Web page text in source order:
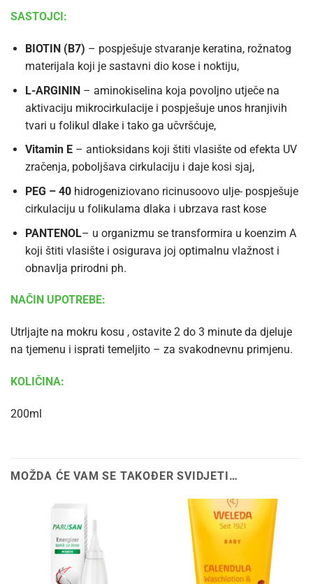
SASTOJCI:
BIOTIN (B7) – pospješuje stvaranje keratina, rožnatog
materijala koji je sastavni dio kose i noktiju,
L-ARGININ– aminokiselina koja povoljno utječe na
aktivaciju mikrocirkulacije i pospješuje unos hranjivih
tvari u folikul dlake i tako ga učvršćuje,
Vitamin E– antioksidans koji štiti vlasište od efekta UV
zračenja, poboljšava cirkulaciju i daje kosi sjaj,
PEG – 40hidrogeniziovano ricinusoovo ulje- pospješuje
cirkulaciju u folikulama dlaka i ubrzava rast kose
PANTENOL– u organizmu se transformira u koenzim A
koji štiti vlasište i osigurava joj optimalnu vlažnost i
obnavlja prirodni ph.
NAČIN UPOTREBE:
Utrljajte na mokru kosu , ostavite 2 do 3 minute da djeluje
na tjemenu i isprati temeljito – za svakodnevnu primjenu.
KOLIČINA:
200ml
MOŽDA ĆE VAM SE TAKOĐER SVIDJETI…